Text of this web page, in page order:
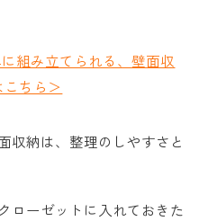
組み立てられる、壁面収
こちら＞
収納は、整理のしやすさと
ローゼットに入れておきた